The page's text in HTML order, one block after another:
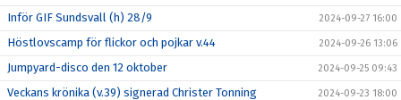
Inför GIF Sundsvall (h) 28/9 2024-09-27 16:00
Höstlovscamp för flickor och pojkar v.44 2024-09-26 13:06
Jumpyard-disco den 12 oktober 2024-09-25 09:43
Veckans krönika (v.39) signerad Christer Tonning 2024-09-23 18:00